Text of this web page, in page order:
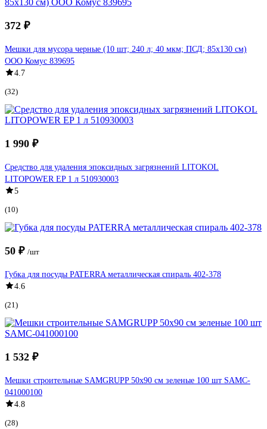
372 ₽
Мешки для мусора черные (10 шт; 240 л; 40 мкм; ПСД; 85x130 см)
ООО Комус 839695
4.7
(32)
1 990 ₽
Средство для удаления эпоксидных загрязнений LITOKOL
LITOPOWER EP 1 л 510930003
5
(10)
50 ₽ /шт
Губка для посуды PATERRA металлическая спираль 402-378
4.6
(21)
1 532 ₽
Мешки строительные SAMGRUPP 50x90 см зеленые 100 шт SAMC-
041000100
4.8
(28)